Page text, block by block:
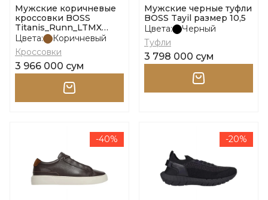
Мужские коричневые
кроссовки BOSS
Titanis_Runn_LTMX
размер 44
Цвета:
Коричневый
Кроссовки
3 966 000 сум
Мужские черные туфли
BOSS Tayil размер 10,5
Цвета:
Черный
Туфли
3 798 000 сум
-40% -20%